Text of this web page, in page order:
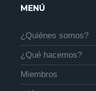
MENÚ
¿Quiénes somos?
¿Qué hacemos?
Miembros